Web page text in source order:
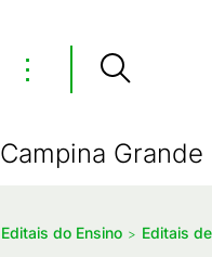
⋮
Campina Grande
Editais do Ensino Editais